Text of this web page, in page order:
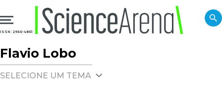
ISSN: 2966-4861
Flavio Lobo
SELECIONE UM TEMA